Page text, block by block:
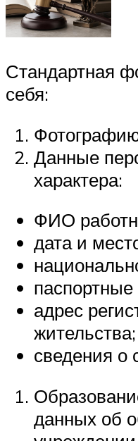
Стандартная
себя:
Данные
характера:
ФИО
дата и
адрес
жительства;
сведения о
данных об